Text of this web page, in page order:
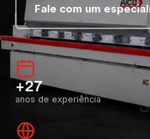
Fale com um
+27
anos de experiência